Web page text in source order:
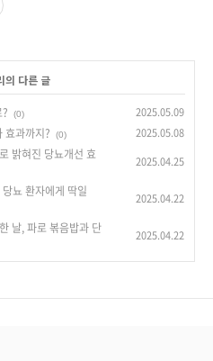
의 다른 글
(0) 2025.05.09
효과까지? (0) 2025.05.08
밝혀진 당뇨개선 효
2025.04.25
뇨 환자에게 딱일
2025.04.22
날, 파로 볶음밥과 단
2025.04.22